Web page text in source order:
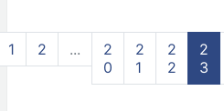
1 2 ...
2
0
2
1
2
2
2
3